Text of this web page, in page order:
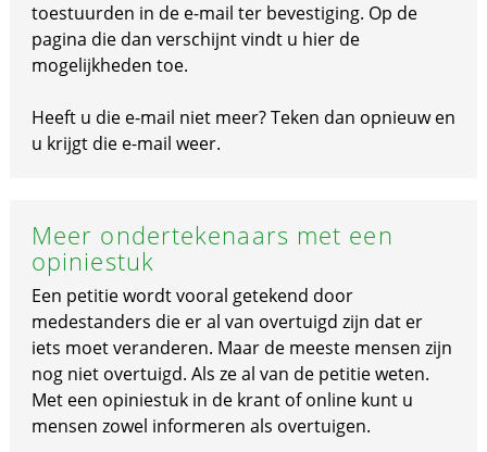
toestuurden in de e-mail ter bevestiging. Op de
pagina die dan verschijnt vindt u hier de
mogelijkheden toe.
Heeft u die e-mail niet meer? Teken dan opnieuw en
u krijgt die e-mail weer.
Meer ondertekenaars met een
opiniestuk
Een petitie wordt vooral getekend door
medestanders die er al van overtuigd zijn dat er
iets moet veranderen. Maar de meeste mensen zijn
nog niet overtuigd. Als ze al van de petitie weten.
Met een opiniestuk in de krant of online kunt u
mensen zowel informeren als overtuigen.